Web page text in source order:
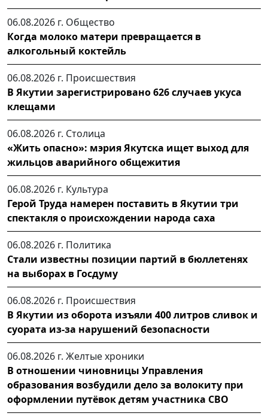
06.08.2026 г. Общество
Когда молоко матери превращается в
алкогольный коктейль
06.08.2026 г. Происшествия
В Якутии зарегистрировано 626 случаев укуса
клещами
06.08.2026 г. Столица
«Жить опасно»: мэрия Якутска ищет выход для
жильцов аварийного общежития
06.08.2026 г. Культура
Герой Труда намерен поставить в Якутии три
спектакля о происхождении народа саха
06.08.2026 г. Политика
Стали известны позиции партий в бюллетенях
на выборах в Госдуму
06.08.2026 г. Происшествия
В Якутии из оборота изъяли 400 литров сливок и
суората из-за нарушений безопасности
06.08.2026 г. Желтые хроники
В отношении чиновницы Управления
образования возбудили дело за волокиту при
оформлении путёвок детям участника СВО